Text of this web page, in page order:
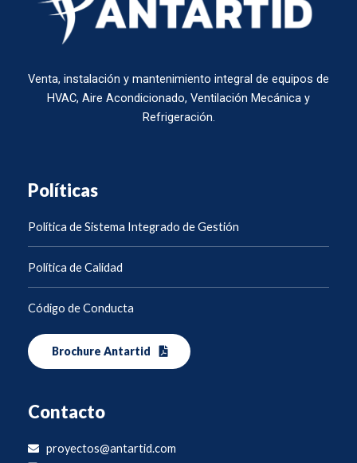
Venta, instalación y mantenimiento integral de equipos de
HVAC, Aire Acondicionado, Ventilación Mecánica y
Refrigeración.
Políticas
Política de Sistema Integrado de Gestión
Política de Calidad
Código de Conducta
Brochure Antartid
Contacto
proyectos@antartid.com